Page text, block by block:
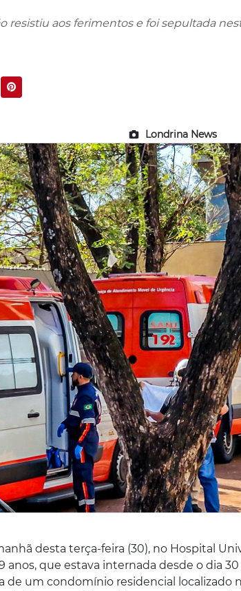
resistiu aos ferimentos e foi sepultada
Londrina News
desta terça-feira (30), no Hospital
anos, que estava internada desde o dia
um condomínio residencial localizado